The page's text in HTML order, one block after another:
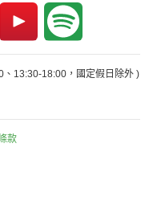
、13:30-18:00，國定假日除外 )
款